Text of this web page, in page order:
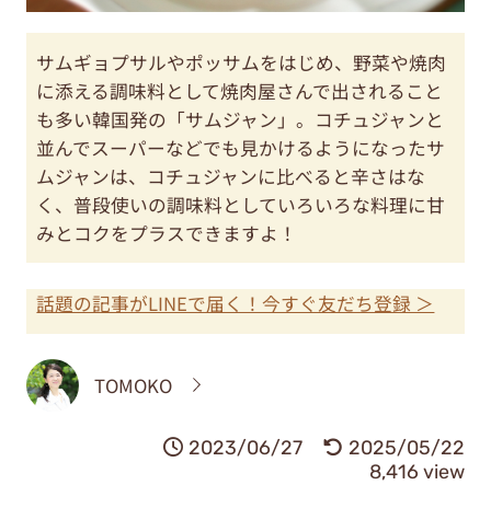
サムギョプサルやポッサムをはじめ、野菜や焼肉
に添える調味料として焼肉屋さんで出されること
も多い韓国発の「サムジャン」。コチュジャンと
並んでスーパーなどでも見かけるようになったサ
ムジャンは、コチュジャンに比べると辛さはな
く、普段使いの調味料としていろいろな料理に甘
みとコクをプラスできますよ！
話題の記事がLINEで届く！今すぐ友だち登録 ＞
TOMOKO
2023/06/27
2025/05/22
8,416 view